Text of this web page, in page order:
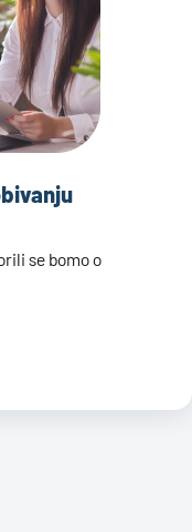
se bomo o